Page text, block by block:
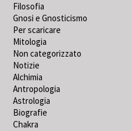
Filosofia
Gnosi e Gnosticismo
Per scaricare
Mitologia
Non categorizzato
Notizie
Alchimia
Antropologia
Astrologia
Biografie
Chakra